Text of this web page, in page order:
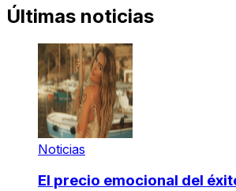
Últimas noticias
Noticias
El precio emocional del